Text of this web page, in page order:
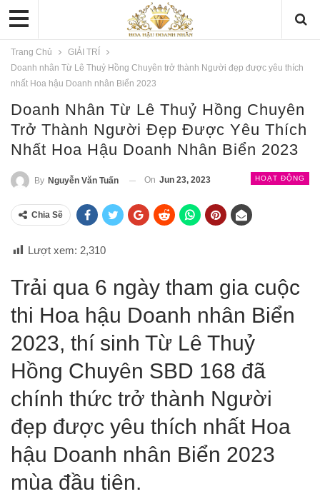
Trang Chủ
GIẢI TRÍ
Doanh nhân Từ Lê Thuỷ Hồng Chuyên trở thành Người đẹp được yêu thích
nhất Hoa hậu Doanh nhân Biển 2023
Doanh Nhân Từ Lê Thuỷ Hồng Chuyên
Trở Thành Người Đẹp Được Yêu Thích
Nhất Hoa Hậu Doanh Nhân Biển 2023
HOẠT ĐỘNG
By Nguyễn Văn Tuấn On Jun 23, 2023
Chia Sẽ
Lượt xem: 2,310
Trải qua 6 ngày tham gia cuộc
thi Hoa hậu Doanh nhân Biển
2023, thí sinh Từ Lê Thuỷ
Hồng Chuyên SBD 168 đã
chính thức trở thành Người
đẹp được yêu thích nhất Hoa
hậu Doanh nhân Biển 2023
mùa đầu tiên.